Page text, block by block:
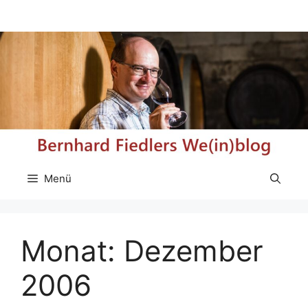
springen
Menü
Monat: Dezember
2006